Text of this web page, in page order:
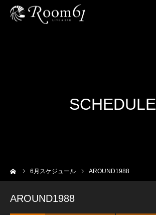
SCHEDULE
6 月スケジュール AROUND1988
AROUND1988